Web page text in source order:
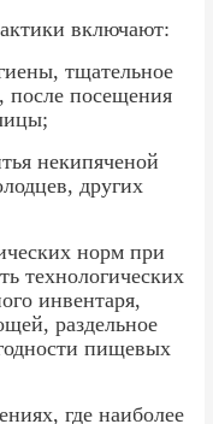
включают:
тщательное
после посещения
некипяченой
других
норм при
технологических
инвентаря,
раздельное
пищевых
где наиболее